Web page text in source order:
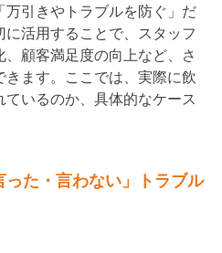
万引きやトラブルを防ぐ」だ
活用することで、スタッフ
顧客満足度の向上など、さ
きます。ここでは、実際に飲
いるのか、具体的なケース
た・言わない」トラブル